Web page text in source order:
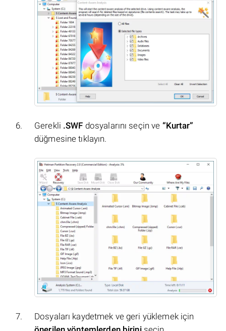
Gerekli .SWF dosyalarını seçin ve “Kurtar”
düğmesine tıklayın.
Dosyaları kaydetmek ve geri yüklemek için